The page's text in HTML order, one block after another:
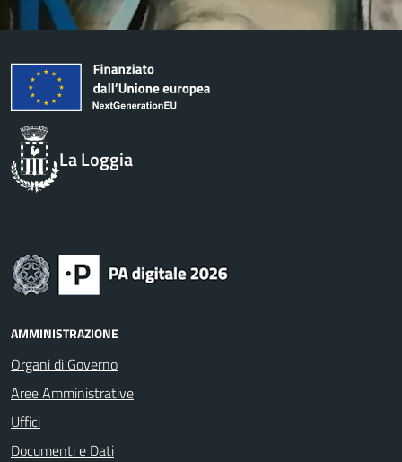
La Loggia
AMMINISTRAZIONE
Organi di Governo
Aree Amministrative
Uffici
Documenti e Dati